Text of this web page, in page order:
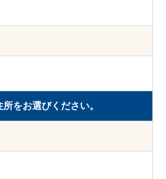
をお選びください。